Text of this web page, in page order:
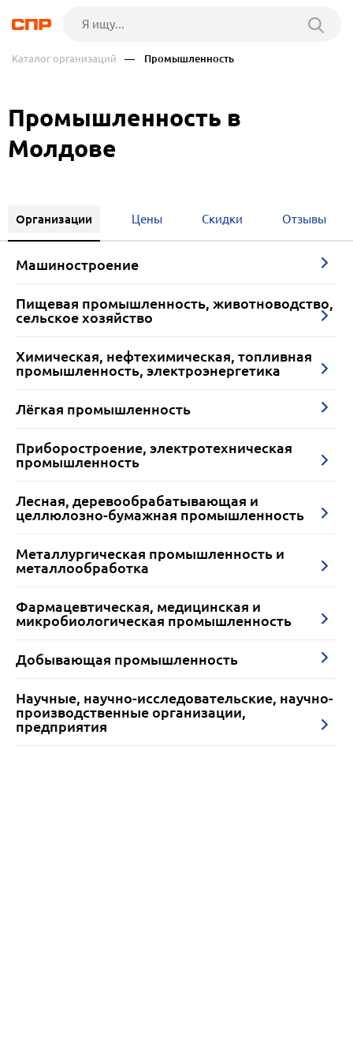
Каталог организаций — Промышленность
Промышленность в
Молдове
Организации Цены Скидки Отзывы
Машиностроение
Пищевая промышленность, животноводство,
сельское хозяйство
Химическая, нефтехимическая, топливная
промышленность, электроэнергетика
Лёгкая промышленность
Приборостроение, электротехническая
промышленность
Лесная, деревообрабатывающая и
целлюлозно-бумажная промышленность
Металлургическая промышленность и
металлообработка
Фармацевтическая, медицинская и
микробиологическая промышленность
Добывающая промышленность
Научные, научно-исследовательские, научно-
производственные организации,
предприятия